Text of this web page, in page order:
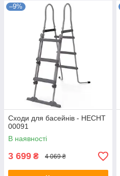
–9%
Сходи для басейнів - HECHT
00091
В наявності
3 699 ₴ 4 069 ₴